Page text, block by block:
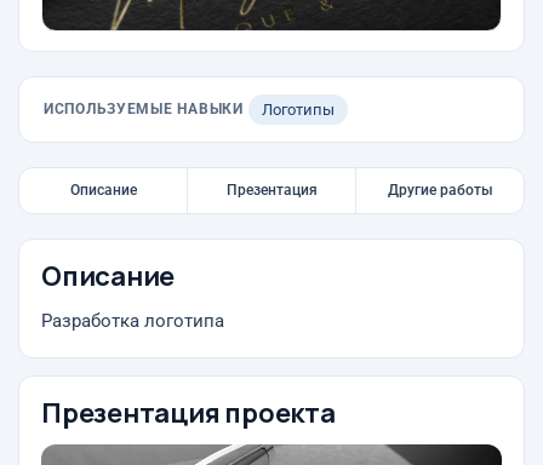
ИСПОЛЬЗУЕМЫЕ НАВЫКИ Логотипы
Описание Презентация Другие работы
Описание
Разработка логотипа
Презентация проекта